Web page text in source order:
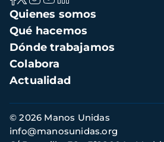
Navegación
principal
Quienes somos
Qué hacemos
Dónde trabajamos
Colabora
Actualidad
Información
de
contacto
© 2026 Manos Unidas
info@manosunidas.org